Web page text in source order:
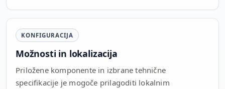
KONFIGURACIJA
Možnosti in lokalizacija
Priložene komponente in izbrane tehnične
specifikacije je mogoče prilagoditi lokalnim